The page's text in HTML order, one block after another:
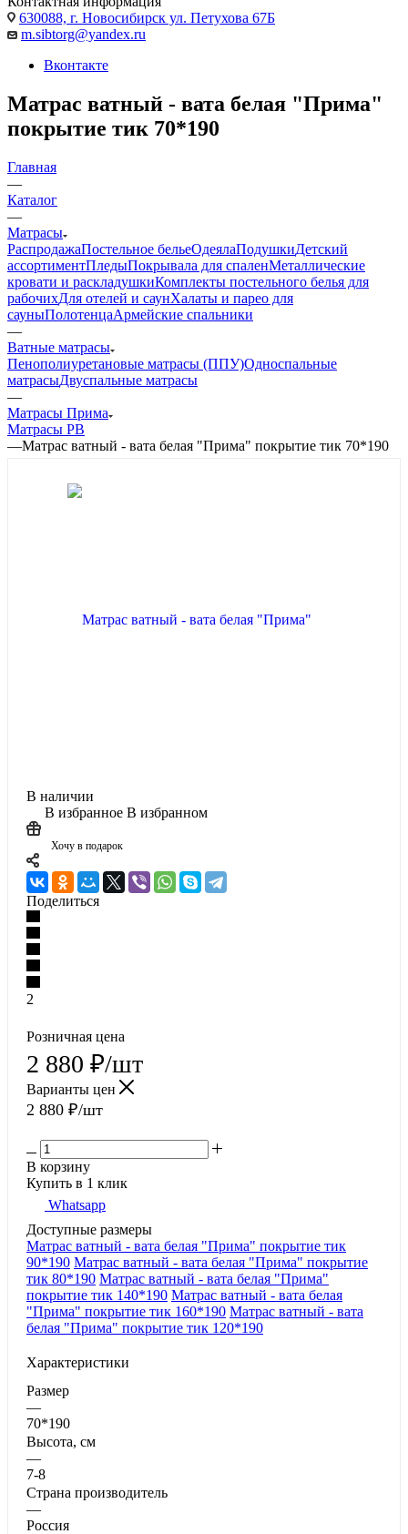
630088, г. Новосибирск ул. Петухова 67Б
m.sibtorg@yandex.ru
Вконтакте
Матрас ватный - вата белая "Прима"
покрытие тик 70*190
Главная
—
Каталог
—
Матрасы
РаспродажаПостельное бельеОдеялаПодушкиДетский
ассортиментПледыПокрывала для спаленМеталлические
кровати и раскладушкиКомплекты постельного белья для
рабочихДля отелей и саунХалаты и парео для
сауныПолотенцаАрмейские спальники
—
Ватные матрасы
Пенополиуретановые матрасы (ППУ)Односпальные
матрасыДвуспальные матрасы
—
Матрасы Прима
Матрасы РВ
—Матрас ватный - вата белая "Прима" покрытие тик 70*190
В наличии
В избранное В избранном
Хочу в подарок
Поделиться
2
Розничная цена
2 880 ₽/шт
Варианты цен
2 880 ₽/шт
В корзину
Купить в 1 клик
Whatsapp
Доступные размеры
Матрас ватный - вата белая "Прима" покрытие тик
90*190 Матрас ватный - вата белая "Прима" покрытие
тик 80*190 Матрас ватный - вата белая "Прима"
покрытие тик 140*190 Матрас ватный - вата белая
"Прима" покрытие тик 160*190 Матрас ватный - вата
белая "Прима" покрытие тик 120*190
Характеристики
Размер
—
70*190
Высота, см
—
7-8
Страна производитель
—
Россия